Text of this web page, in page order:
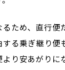
ため、直行便
る乗ぎ継り便
り安あがりに